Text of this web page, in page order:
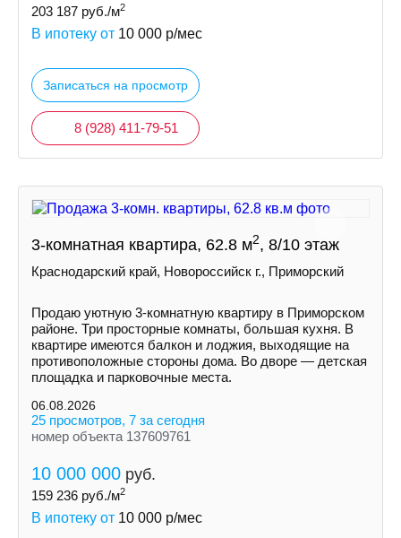
203 187 руб./м2
В ипотеку от 10 000 р/мес
Записаться на просмотр
8 (928) 411-79-51
3-комнатная квартира, 62.8 м2, 8/10 этаж
Краснодарский край, Новороссийск г., Приморский
Продаю уютную 3-комнатную квартиру в Приморском
районе. Три просторные комнаты, большая кухня. В
квартире имеются балкон и лоджия, выходящие на
противоположные стороны дома. Во дворе — детская
площадка и парковочные места.
06.08.2026
25 просмотров, 7 за сегодня
номер объекта 137609761
10 000 000 руб.
159 236 руб./м2
В ипотеку от 10 000 р/мес